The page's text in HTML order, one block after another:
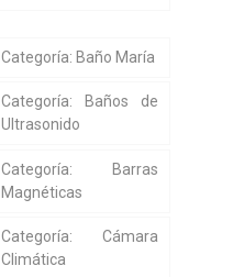
Categoría: Baño María
Categoría: Baños de
Ultrasonido
Categoría: Barras
Magnéticas
Categoría: Cámara
Climática